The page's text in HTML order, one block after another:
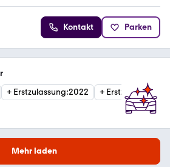
Kontakt Parken
+ Erstzulassung:2022 + Erstzulassung
Mehr laden